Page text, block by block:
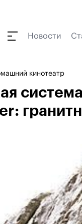
Новости
кинотеатр